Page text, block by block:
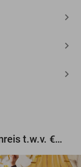
Maak gratis kans op een droomreis t.w.v. €3.000!